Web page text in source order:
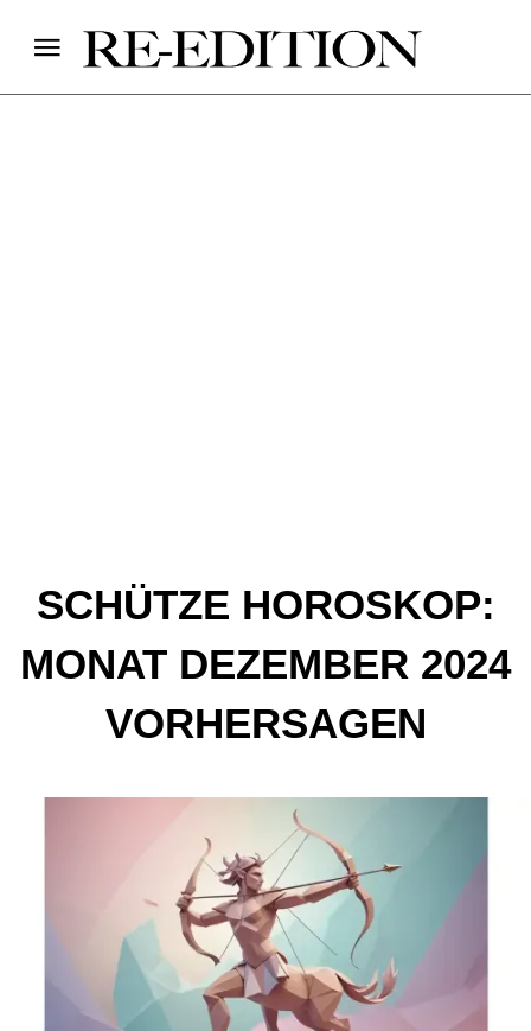
SCHÜTZE HOROSKOP:
MONAT DEZEMBER 2024
VORHERSAGEN